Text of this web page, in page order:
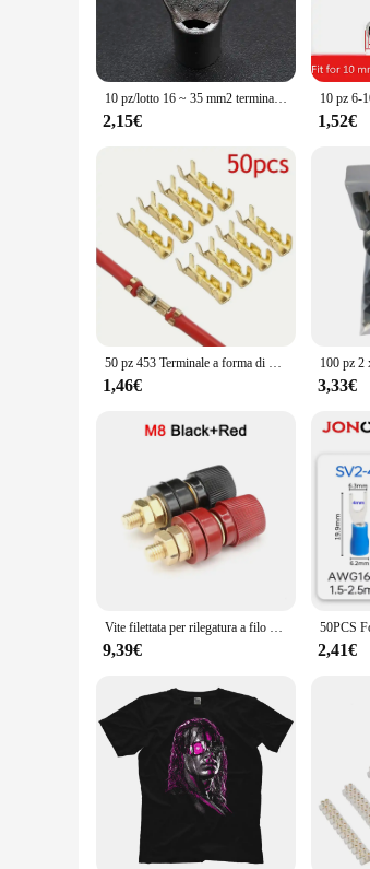
10 pz/lotto 16 ~ 35 mm2 terminali connettore per cavo di saldatura a filo vestito SC16-6 SC25-8 SC35-8
2,15€ 1,52€
50 pz 453 Terminale a forma di U Terminale connettore rapido Terminale fascia a denti piccoli 0,5-1,5 mm2
1,46€ 3,33€
Vite filettata per rilegatura a filo M5 M6 M8 M10 Set nero + rosso morsetto per Inverter a saldare giunzione di alimentazione collegare il terminale della batteria
9,39€ 2,41€